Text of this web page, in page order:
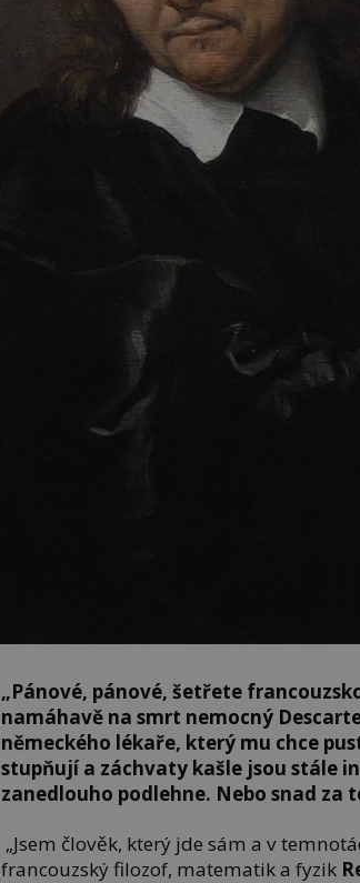
„Pánové, pánové, šetřete
namáhavě na smrt nemocný
německého lékaře, který mu chce
stupňují a záchvaty kašle jsou stále
zanedlouho podlehne. Nebo snad za
„Jsem člověk, který jde sám a v
francouzský filozof, matematik a fyzik